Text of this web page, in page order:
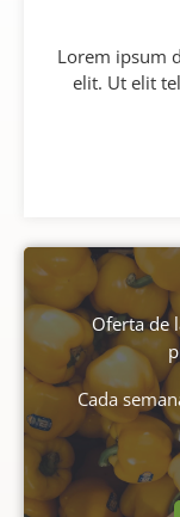
Lorem ipsum
elit. Ut elit
Oferta de
Cada